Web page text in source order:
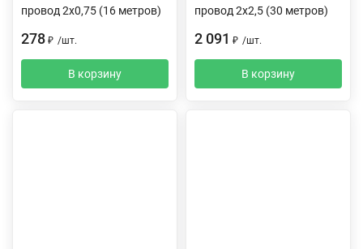
провод 2х0,75 (16 метров)
278 ₽ /шт.
В корзину
провод 2х2,5 (30 метров)
2 091 ₽ /шт.
В корзину